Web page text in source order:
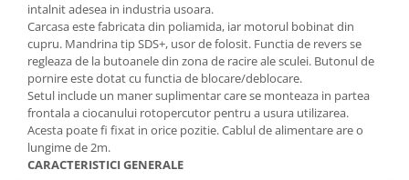
animale
Tarcuri animale
Semanatori
Masini batut stalpi si accesorii
Roabe & accesorii
Casute gradina si cutii depozitare
Mobilier gradina
intalnit adesea in industria usoara.
Carcasa este fabricata din poliamida, iar motorul bobinat din
cupru. Mandrina tip SDS+, usor de folosit. Functia de revers se
regleaza de la butoanele din zona de racire ale sculei. Butonul de
pornire este dotat cu functia de blocare/deblocare.
Setul include un maner suplimentar care se monteaza in partea
frontala a ciocanului rotopercutor pentru a usura utilizarea.
Acesta poate fi fixat in orice pozitie. Cablul de alimentare are o
lungime de 2m.
CARACTERISTICI GENERALE